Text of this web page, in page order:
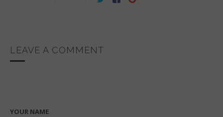
LEAVE A COMMENT
YOUR NAME